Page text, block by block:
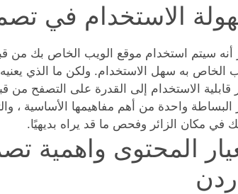
الاستخدام في
أنه سيتم استخدام موقع الويب الخاص بك
الخاص به سهل الاستخدام. ولكن ما الذي
قابلية الاستخدام إلى القدرة على التصفح
البساطة واحدة من أهم مفاهيمها الأساسية ،
في مكان الزائر وفحص ما قد يراه بديهيًا.
المحتوى واهمية